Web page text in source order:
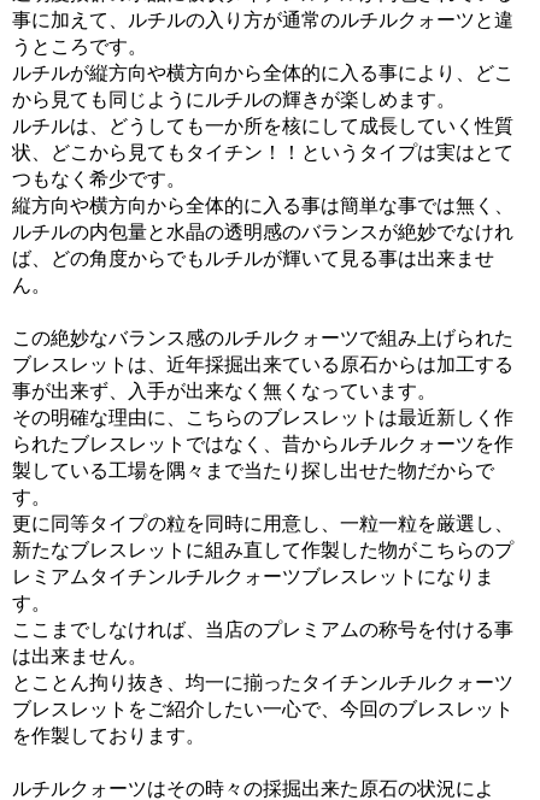
事に加えて、ルチルの入り方が通常のルチルクォーツと違
うところです。
ルチルが縦方向や横方向から全体的に入る事により、どこ
から見ても同じようにルチルの輝きが楽しめます。
ルチルは、どうしても一か所を核にして成長していく性質
状、どこから見てもタイチン！！というタイプは実はとて
つもなく希少です。
縦方向や横方向から全体的に入る事は簡単な事では無く、
ルチルの内包量と水晶の透明感のバランスが絶妙でなけれ
ば、どの角度からでもルチルが輝いて見る事は出来ませ
ん。
この絶妙なバランス感のルチルクォーツで組み上げられた
ブレスレットは、近年採掘出来ている原石からは加工する
事が出来ず、入手が出来なく無くなっています。
その明確な理由に、こちらのブレスレットは最近新しく作
られたブレスレットではなく、昔からルチルクォーツを作
製している工場を隅々まで当たり探し出せた物だからで
す。
更に同等タイプの粒を同時に用意し、一粒一粒を厳選し、
新たなブレスレットに組み直して作製した物がこちらのプ
レミアムタイチンルチルクォーツブレスレットになりま
す。
ここまでしなければ、当店のプレミアムの称号を付ける事
は出来ません。
とことん拘り抜き、均一に揃ったタイチンルチルクォーツ
ブレスレットをご紹介したい一心で、今回のブレスレット
を作製しております。
ルチルクォーツはその時々の採掘出来た原石の状況によ